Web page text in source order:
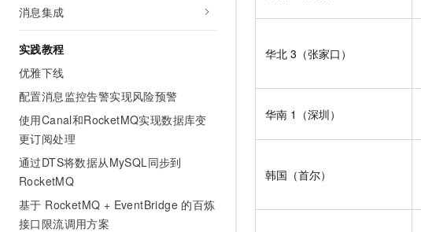
消息集成
实践教程
优雅下线
配置消息监控告警实现风险预警
使用Canal和RocketMQ实现数据库变
更订阅处理
通过DTS将数据从MySQL同步到
RocketMQ
基于 RocketMQ + EventBridge 的百炼
接口限流调用方案
华北 3（张家口）
华南 1（深圳）
韩国（首尔）